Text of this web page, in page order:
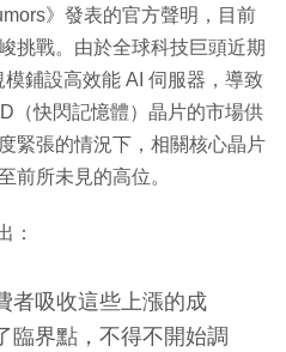
》發表的官方聲明，目前
挑戰。由於全球科技巨頭近期
鋪設高效能 AI 伺服器，導致
（快閃記憶體）晶片的市場供
緊張的情況下，相關核心晶片
前所未見的高位。
：
者吸收這些上漲的成
臨界點，不得不開始調